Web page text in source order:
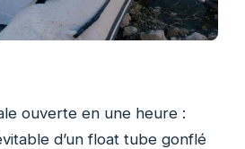
ouverte en une heure :
d’un float tube gonflé